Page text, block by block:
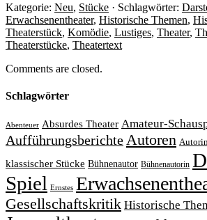
Kategorie: Neu, Stücke · Schlagwörter:
Erwachsenentheater, Historische Themen,
Theaterstück, Komödie, Lustiges, Theater,
Theaterstücke, Theatertext
Comments are closed.
Schlagwörter
Abenteuer Absurdes Theater Amateur-
AufführungsberichteAutoren
klassischer Stücke Bühnenautor Bühnenautorin
Spiel Ernstes
Gesellschaftskritik Historische